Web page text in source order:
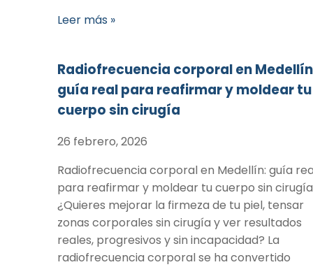
Leer más »
Radiofrecuencia corporal en
guía real para reafirmar y moldear tu
cuerpo sin cirugía
26 febrero, 2026
Radiofrecuencia corporal en Medellín: guía
para reafirmar y moldear tu cuerpo sin cirugía
¿Quieres mejorar la firmeza de tu piel, tensar
zonas corporales sin cirugía y ver resultados
reales, progresivos y sin incapacidad? La
radiofrecuencia corporal se ha convertido